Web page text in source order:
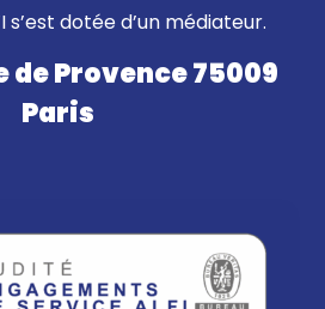
s’est dotée d’un médiateur.
de Provence 75009
Paris